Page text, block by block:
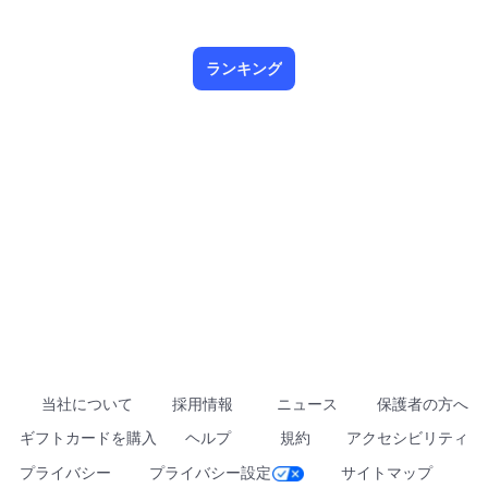
ランキング
当社について 採用情報 ニュース
保護者の方へ
ギフトカードを購入
ヘルプ 規約
アクセシビリティ
プライバシー
プライバシー設定 サイトマップ